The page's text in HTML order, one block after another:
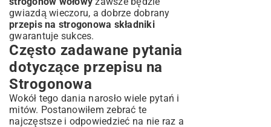
gwiazdą wieczoru, a dobrze dobrany
przepis na strogonowa składniki
gwarantuje sukces.
Często zadawane pytania
dotyczące przepisu na
Strogonowa
Wokół tego dania narosło wiele pytań i
mitów. Postanowiłem zebrać te
najczęstsze i odpowiedzieć na nie raz a